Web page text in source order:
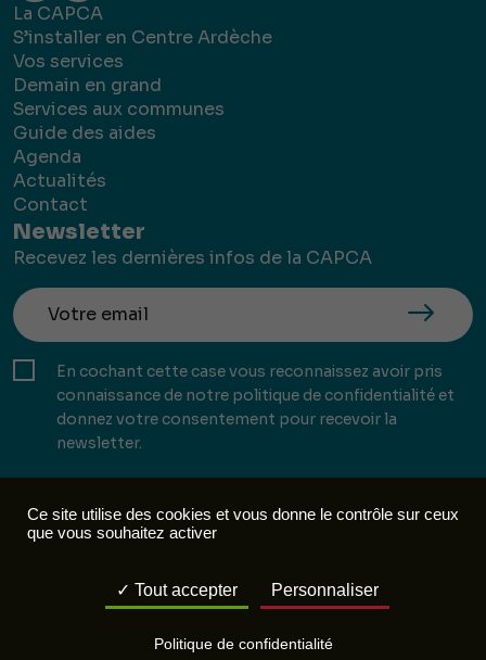
La CAPCA
S’installer en Centre Ardèche
Vos services
Demain en grand
Services aux communes
Guide des aides
Agenda
Actualités
Contact
Newsletter
Recevez les dernières infos de la CAPCA
En cochant cette case vous reconnaissez avoir pris
connaissance de notre politique de confidentialité et
donnez votre consentement pour recevoir la
newsletter.
Réalisation : Mill, Privas
Ce site utilise des cookies et vous donne le contrôle sur ceux
que vous souhaitez activer
Tout accepter Personnaliser
Politique de confidentialité